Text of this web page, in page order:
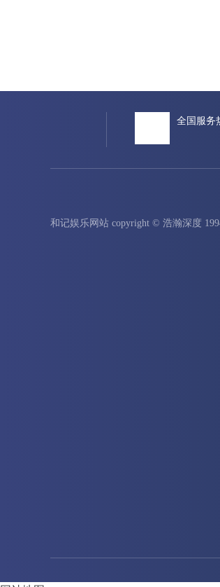
全国服务
和记娱乐网站 copyright © 浩瀚深度